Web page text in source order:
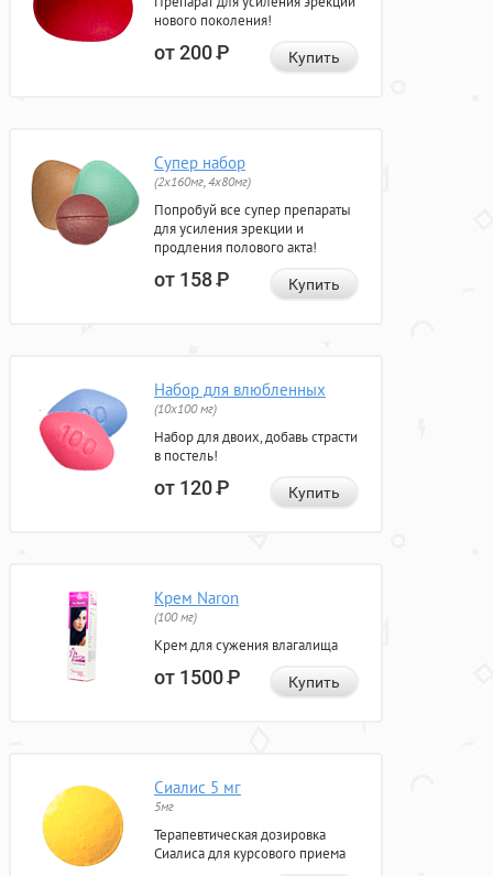
нового поколения!
от 200Р Купить
Супер набор
(2х160мг, 4х80мг)
Попробуй все супер препараты
для усиления эрекции и
продления полового акта!
от 158Р Купить
Набор для влюбленных
(10х100 мг)
Набор для двоих, добавь страсти
в постель!
от 120Р Купить
Крем Naron
(100 мг)
Крем для сужения влагалища
от 1500Р Купить
Сиалис 5 мг
5мг
Терапевтическая дозировка
Сиалиса для курсового приема